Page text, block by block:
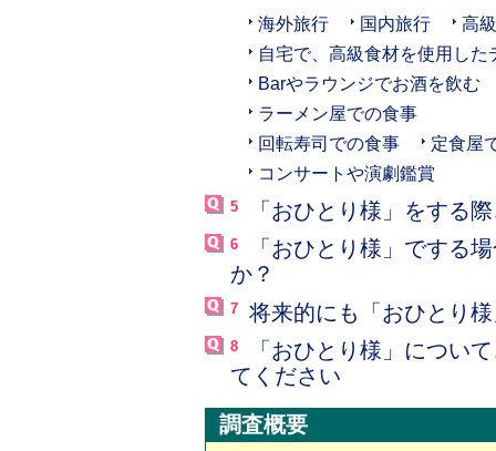
海外旅行 国内旅行
高
自宅で、高級食材を使用した
Barやラウンジでお酒を飲む
ラーメン屋での食事
回転寿司での食事
定食屋
コンサートや演劇鑑賞
5 「おひとり様」をする
6
「おひとり様」でする
か？
7 将来的にも「おひとり
8
「おひとり様」につい
てください
調査概要